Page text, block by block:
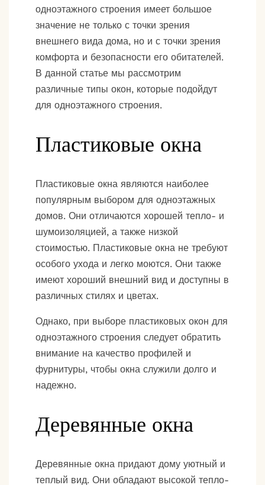
одноэтажного строения имеет большое
значение не только с точки зрения
внешнего вида дома, но и с точки зрения
комфорта и безопасности его обитателей.
В данной статье мы рассмотрим
различные типы окон, которые подойдут
для одноэтажного строения.
Пластиковые окна
Пластиковые окна являются наиболее
популярным выбором для одноэтажных
домов. Они отличаются хорошей тепло- и
шумоизоляцией, а также низкой
стоимостью. Пластиковые окна не требуют
особого ухода и легко моются. Они также
имеют хороший внешний вид и доступны в
различных стилях и цветах.
Однако, при выборе пластиковых окон для
одноэтажного строения следует обратить
внимание на качество профилей и
фурнитуры, чтобы окна служили долго и
надежно.
Деревянные окна
Деревянные окна придают дому уютный и
теплый вид. Они обладают высокой тепло-